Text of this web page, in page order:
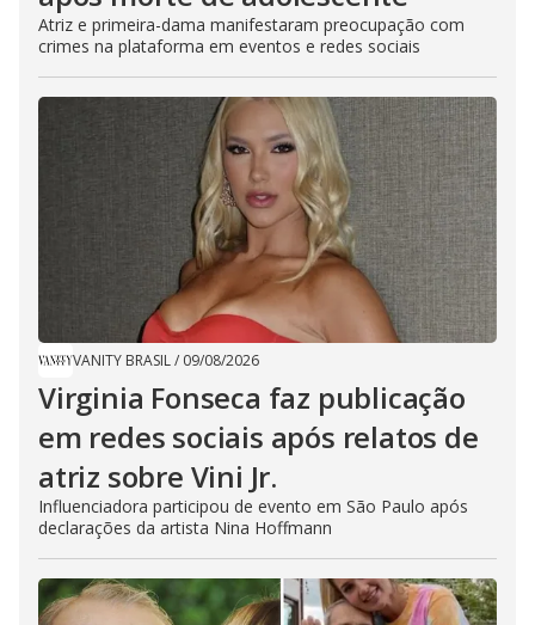
Atriz e primeira-dama manifestaram preocupação com
crimes na plataforma em eventos e redes sociais
VANITY BRASIL/ 09/08/2026
Virginia Fonseca faz publicação
em redes sociais após relatos de
atriz sobre Vini Jr.
Influenciadora participou de evento em São Paulo após
declarações da artista Nina Hoffmann